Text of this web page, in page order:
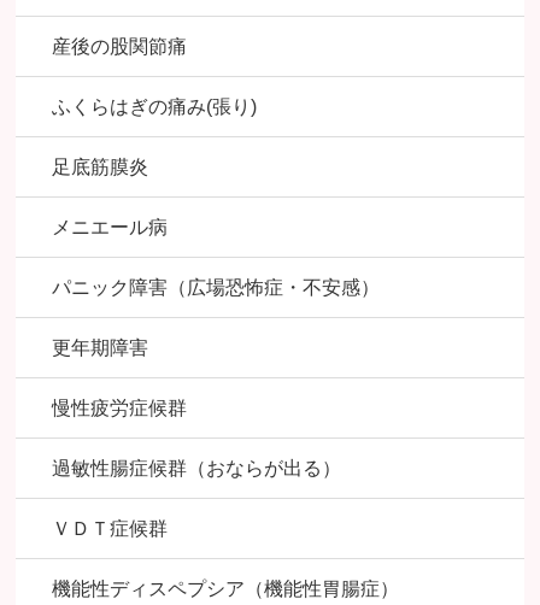
産後の股関節痛
ふくらはぎの痛み(張り)
足底筋膜炎
メニエール病
パニック障害（広場恐怖症・不安感）
更年期障害
慢性疲労症候群
過敏性腸症候群（おならが出る）
ＶＤＴ症候群
機能性ディスペプシア（機能性胃腸症）